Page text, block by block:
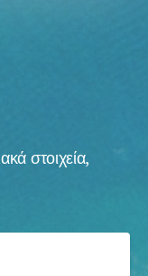
στοιχεία,